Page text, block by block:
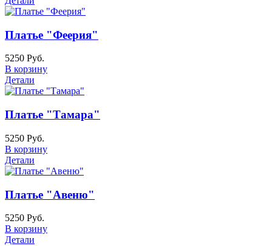
Платье "Феерия"
5250 Руб.
В корзину
Детали
Платье "Тамара"
5250 Руб.
В корзину
Детали
Платье "Авеню"
5250 Руб.
В корзину
Детали